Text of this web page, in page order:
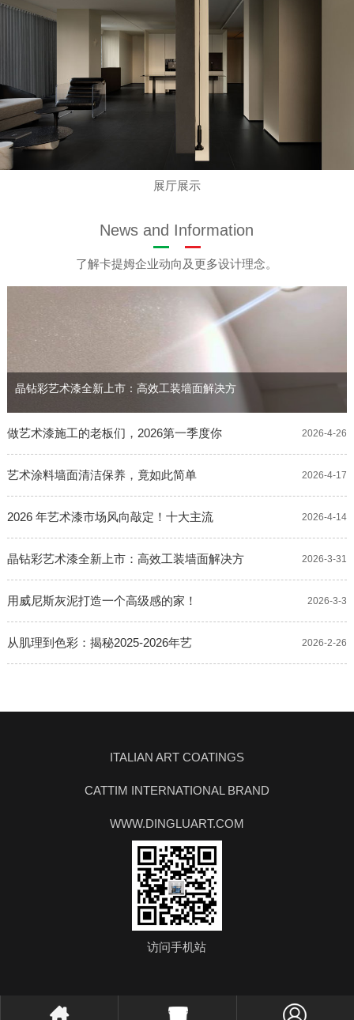
展厅展示
News and Information
了解卡提姆企业动向及更多设计理念。
晶钻彩艺术漆全新上市：高效工装墙面解决方
2026-4-26
做艺术漆施工的老板们，2026第一季度你
2026-4-17
艺术涂料墙面清洁保养，竟如此简单
2026-4-14
2026 年艺术漆市场风向敲定！十大主流
2026-3-31
晶钻彩艺术漆全新上市：高效工装墙面解决方
2026-3-3
用威尼斯灰泥打造一个高级感的家！
2026-2-26
从肌理到色彩：揭秘2025-2026年艺
ITALIAN ART COATINGS
CATTIM INTERNATIONAL BRAND
WWW.DINGLUART.COM
访问手机站